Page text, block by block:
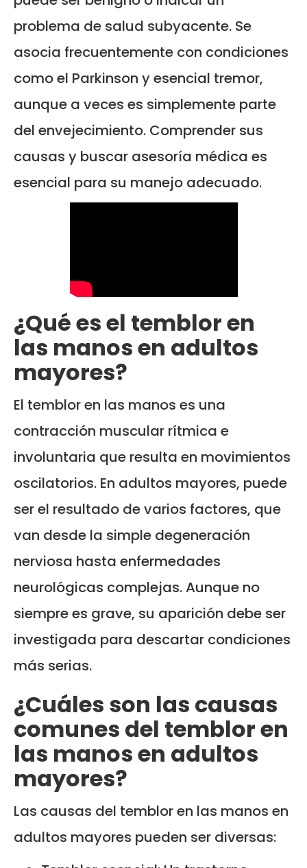
problema de salud subyacente. Se
asocia frecuentemente con condiciones
como el Parkinson y esencial tremor,
aunque a veces es simplemente parte
del envejecimiento. Comprender sus
causas y buscar asesoría médica es
esencial para su manejo adecuado.
¿Qué es el temblor en
las manos en adultos
mayores?
El temblor en las manos es una
contracción muscular rítmica e
involuntaria que resulta en movimientos
oscilatorios. En adultos mayores, puede
ser el resultado de varios factores, que
van desde la simple degeneración
nerviosa hasta enfermedades
neurológicas complejas. Aunque no
siempre es grave, su aparición debe ser
investigada para descartar condiciones
más serias.
¿Cuáles son las causas
comunes del temblor en
las manos en adultos
mayores?
Las causas del temblor en las manos en
adultos mayores pueden ser diversas: